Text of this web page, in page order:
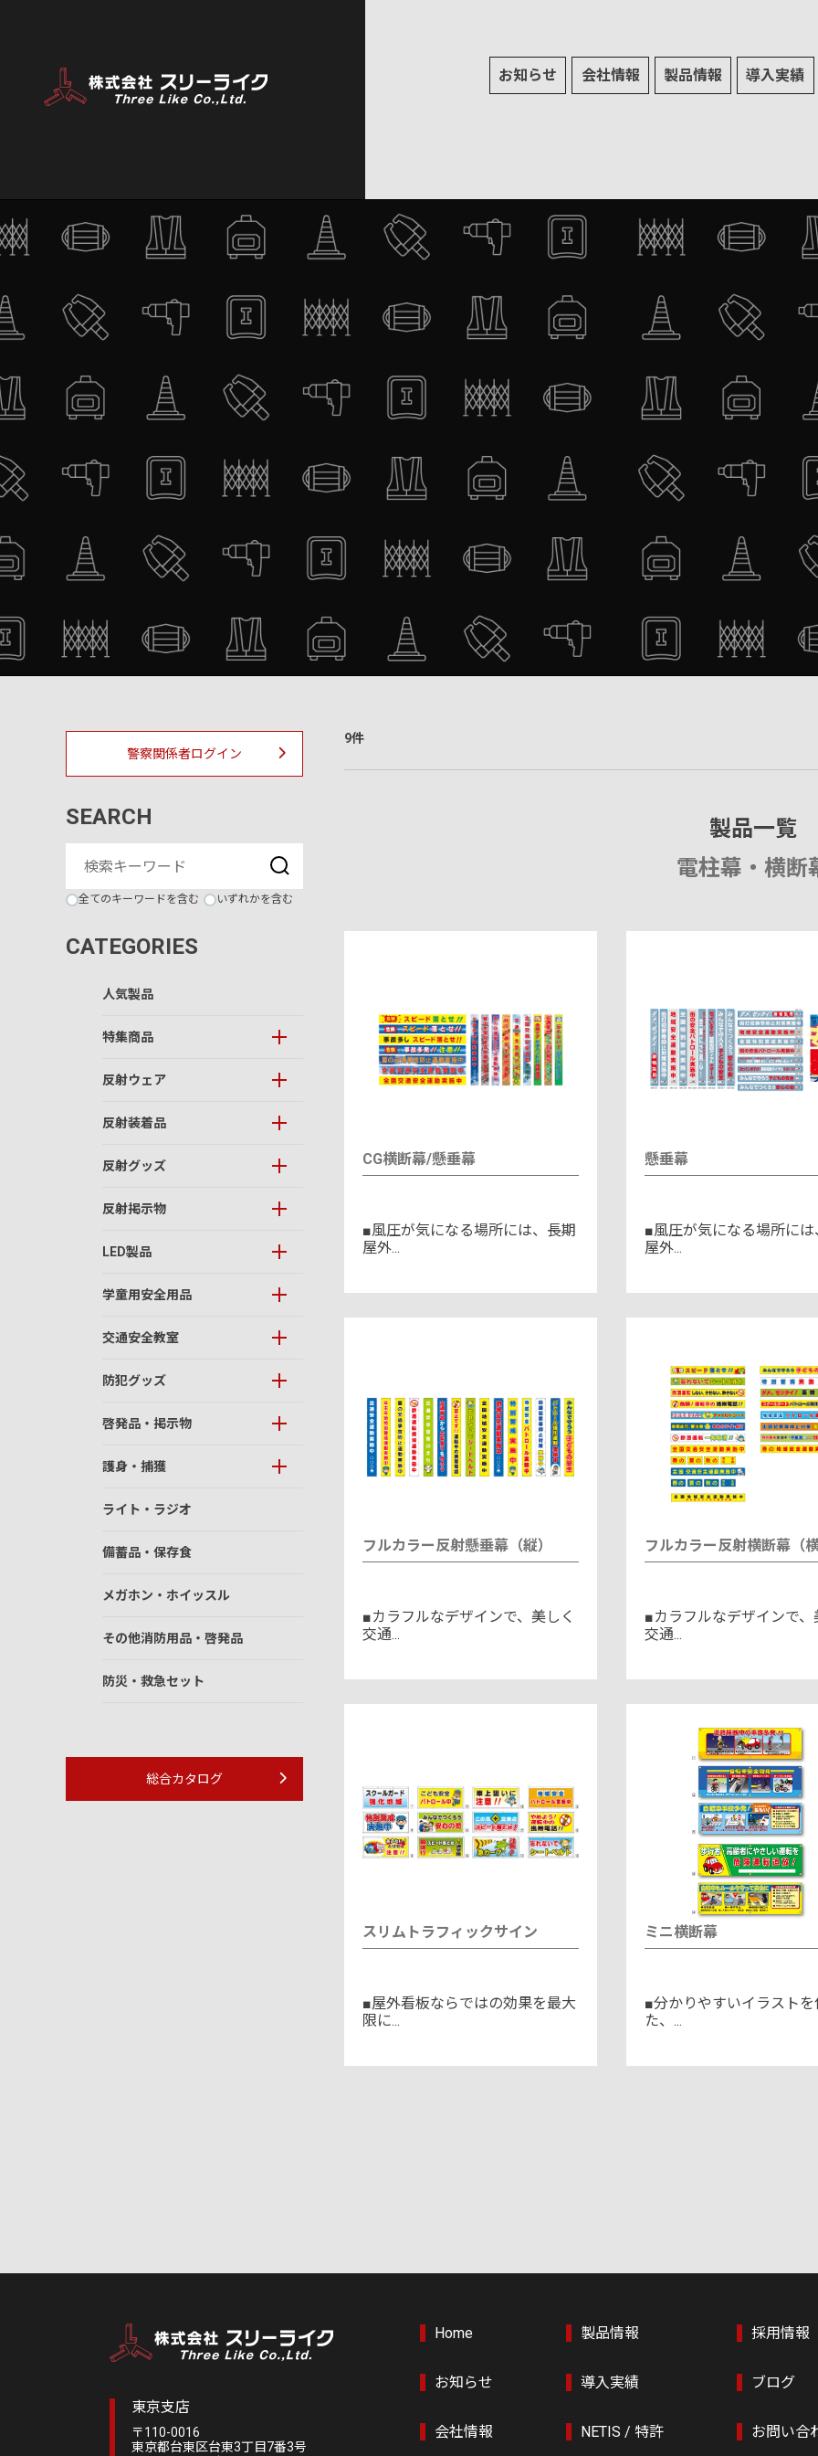
お知らせ 会社情報 製品情報 導入実績
9件
製品一覧
電柱幕・横断
CG横断幕/懸垂幕
■風圧が気になる場所には、長期
屋外...
懸垂幕
■風圧が気になる場所には
屋外...
フルカラー反射懸垂幕（縦）
■カラフルなデザインで、美しく
交通...
フルカラー反射横断幕（
■カラフルなデザインで、
交通...
スリムトラフィックサイン
■屋外看板ならではの効果を最大
限に...
ミニ横断幕
■分かりやすいイラストを
た、...
警察関係者ログイン
SEARCH
全てのキーワードを含む いずれかを含む
CATEGORIES
人気製品
特集商品
反射ウェア
反射装着品
反射グッズ
反射掲示物
LED製品
学童用安全用品
交通安全教室
防犯グッズ
啓発品・掲示物
護身・捕獲
ライト・ラジオ
備蓄品・保存食
メガホン・ホイッスル
その他消防用品・啓発品
防災・救急セット
総合カタログ
東京支店
〒110-0016
東京都台東区台東3丁目7番3号
Home
お知らせ
会社情報
製品情報
導入実績
NETIS / 特許
採用情報
ブログ
お問い合